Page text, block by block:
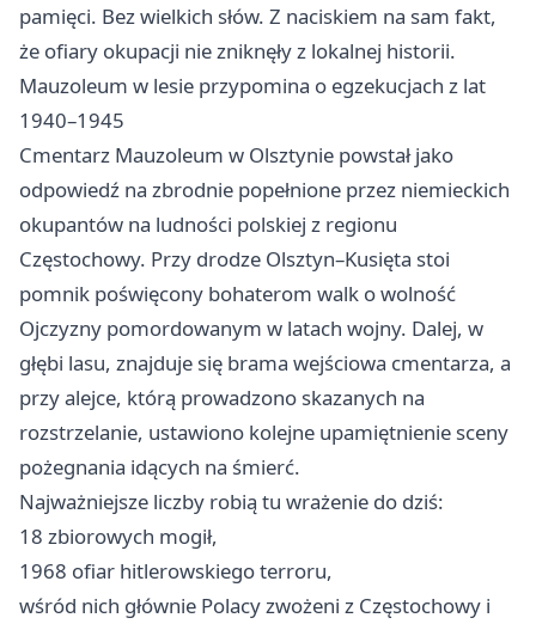
pamięci. Bez wielkich słów. Z naciskiem na sam fakt,
że ofiary okupacji nie zniknęły z lokalnej historii.
Mauzoleum w lesie przypomina o egzekucjach z lat
1940–1945
Cmentarz Mauzoleum w Olsztynie powstał jako
odpowiedź na zbrodnie popełnione przez niemieckich
okupantów na ludności polskiej z regionu
Częstochowy. Przy drodze Olsztyn–Kusięta stoi
pomnik poświęcony bohaterom walk o wolność
Ojczyzny pomordowanym w latach wojny. Dalej, w
głębi lasu, znajduje się brama wejściowa cmentarza, a
przy alejce, którą prowadzono skazanych na
rozstrzelanie, ustawiono kolejne upamiętnienie sceny
pożegnania idących na śmierć.
Najważniejsze liczby robią tu wrażenie do dziś:
18 zbiorowych mogił,
1968 ofiar hitlerowskiego terroru,
wśród nich głównie Polacy zwożeni z Częstochowy i